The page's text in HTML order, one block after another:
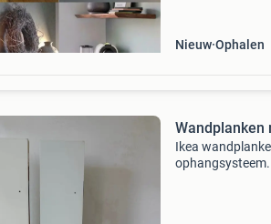
Nieuw Ophalen
Wandplanken
Ikea